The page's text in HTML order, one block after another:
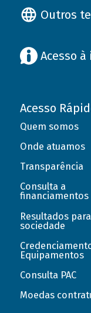
Outros
Acesso
Acesso
Quem somos
Onde atuamos
Transparência
Consulta a
financiamentos
Resultados
sociedade
Equipamentos
Consulta PAC
Moedas